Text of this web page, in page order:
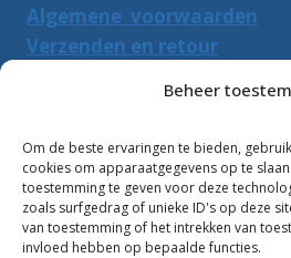
Beheer
Om de beste ervaringen te bieden,
cookies om apparaatgegevens op te
toestemming te geven voor deze
zoals surfgedrag of unieke ID's op deze
van toestemming of het intrekken van
invloed hebben op bepaalde functies.
Algemene voorwaarden
Verzenden en retour
PRODUCTEN ZOEKEN
Zoeken
naar: